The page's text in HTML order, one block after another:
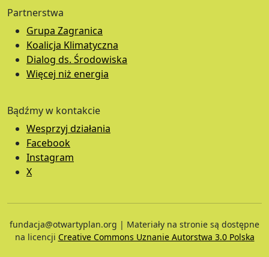
Partnerstwa
Grupa Zagranica
Koalicja Klimatyczna
Dialog ds. Środowiska
Więcej niż energia
Bądźmy w kontakcie
Wesprzyj działania
Facebook
Instagram
X
fundacja@otwartyplan.org | Materiały na stronie są dostępne
na licencji Creative Commons Uznanie Autorstwa 3.0 Polska